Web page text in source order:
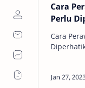
Cara
Perlu
Cara
Diperhatikan